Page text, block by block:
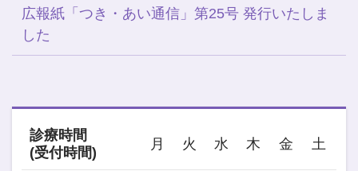
広報紙「つき・あい通信」第25号 発行いたしま
した
診療時間
(受付時間)
月 火 水 木 金 土